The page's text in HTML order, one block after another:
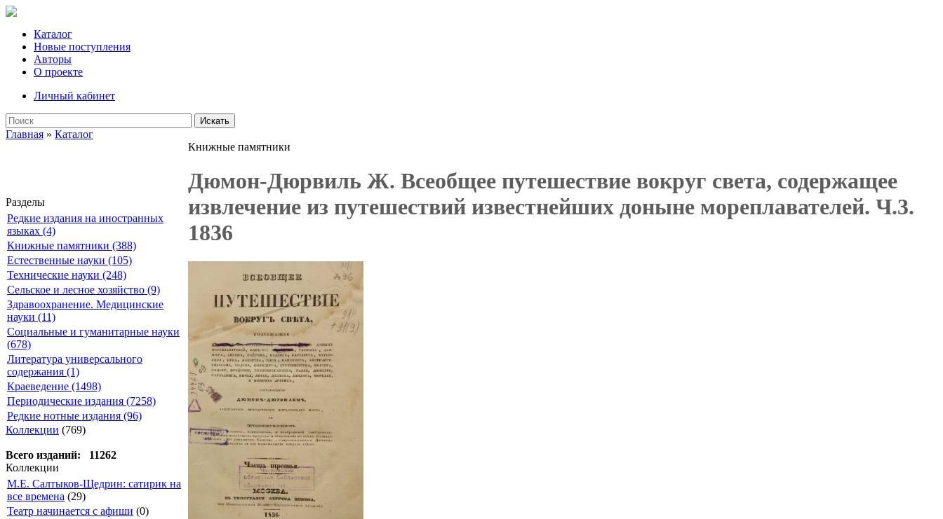
Каталог
Новые поступления
Авторы
О проекте
Личный кабинет
Искать
Главная » Каталог
Разделы
Редкие издания на иностранных
языках (4)
Книжные памятники (388)
Естественные науки (105)
Технические науки (248)
Сельское и лесное хозяйство (9)
Здравоохранение. Медицинские
науки (11)
Социальные и гуманитарные науки
(678)
Литература универсального
содержания (1)
Краеведение (1498)
Периодические издания (7258)
Редкие нотные издания (96)
Коллекции (769)
Всего изданий: 11262
Коллекции
М.Е. Салтыков-Щедрин: сатирик на
все времена (29)
Театр начинается с афиши (0)
Книжные памятники
Дюмон-Дюрвиль Ж. Всеобщее путешествие вокруг света, содержащее
извлечение из путешествий известнейших доныне мореплавателей. Ч.3.
1836